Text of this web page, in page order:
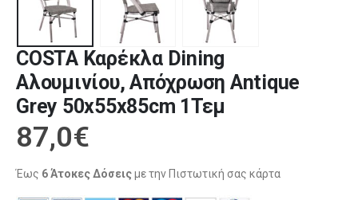
COSTA Καρέκλα Dining
Αλουμινίου, Απόχρωση Antique
Grey 50x55x85cm 1Τεμ
87,0€
Έως 6 Άτοκες Δόσειςμε την Πιστωτική σας κάρτα